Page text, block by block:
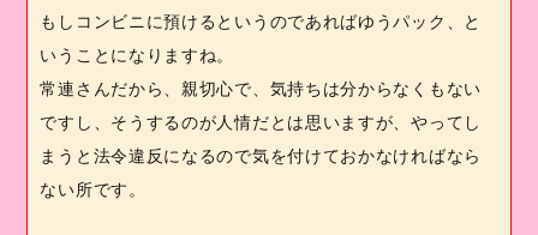
もしコンビニに預けるというのであればゆうパック、と
いうことになりますね。
常連さんだから、親切心で、気持ちは分からなくもない
ですし、そうするのが人情だとは思いますが、やってし
まうと法令違反になるので気を付けておかなければなら
ない所です。